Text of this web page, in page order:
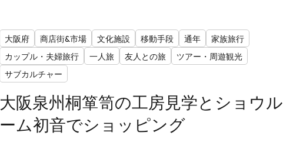
大阪府 商店街&市場 文化施設 移動手段 通年
家族旅行
カップル・夫婦旅行
一人旅 友人との旅
ツアー・周遊観光
サブカルチャー
大阪泉州桐箪笥の工房見学とショウル
ーム初音でショッピング